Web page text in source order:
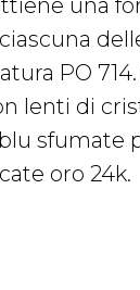
una
PO
lenti di
sfumate
oro 24k.